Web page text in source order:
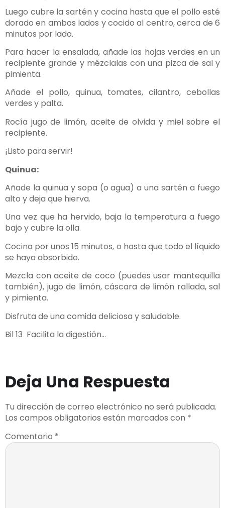
Luego cubre la sartén y cocina hasta que el pollo esté
dorado en ambos lados y cocido al centro, cerca de 6
minutos por lado.
Para hacer la ensalada, añade las hojas verdes en un
recipiente grande y mézclalas con una pizca de sal y
pimienta.
Añade el pollo, quinua, tomates, cilantro, cebollas
verdes y palta.
Rocía jugo de limón, aceite de olvida y miel sobre el
recipiente.
¡Listo para servir!
Quinua:
Añade la quinua y sopa (o agua) a una sartén a fuego
alto y deja que hierva.
Una vez que ha hervido, baja la temperatura a fuego
bajo y cubre la olla.
Cocina por unos 15 minutos, o hasta que todo el líquido
se haya absorbido.
Mezcla con aceite de coco (puedes usar mantequilla
también), jugo de limón, cáscara de limón rallada, sal
y pimienta.
Disfruta de una comida deliciosa y saludable.
Bil 13 Facilita la digestión…
Deja Una Respuesta
Tu dirección de correo electrónico no será publicada.
Los campos obligatorios están marcados con *
Comentario *